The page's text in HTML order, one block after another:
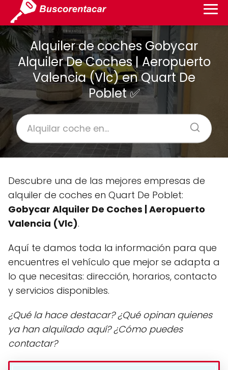
Alquiler de coches Gobycar
Alquiler De Coches | Aeropuerto
Valencia (Vlc) en Quart De
Poblet ✅
Descubre una de las mejores empresas de
alquiler de coches en Quart De Poblet:
Gobycar Alquiler De Coches | Aeropuerto
Valencia (Vlc).
Aquí te damos toda la información para que
encuentres el vehículo que mejor se adapta a
lo que necesitas: dirección, horarios, contacto
y servicios disponibles.
¿Qué la hace destacar? ¿Qué opinan quienes
ya han alquilado aquí? ¿Cómo puedes
contactar?